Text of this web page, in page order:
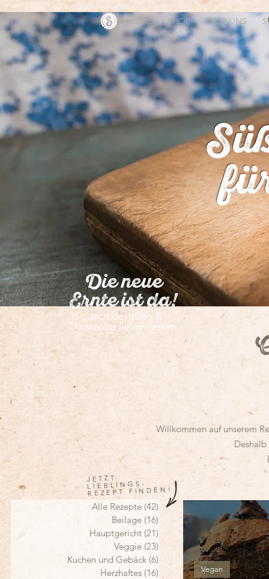
HOME SHOP ÜBER UNS
Willkommen auf unserem
JETZT
LIEBLINGS-
REZEPT FINDEN!
Alle Rezepte (42) 42 Beiträge
Beilage (16) 16 Beiträge
Hauptgericht (21) 21 Beiträge
Veggie (23) 23 Beiträge
Kuchen und Gebäck (6) 6 Beiträge
Herzhaftes (16) 16 BeiträgeVegan
Die neue
Ernte ist da!
Jetzt bestellen &
kostenlos liefern lassen